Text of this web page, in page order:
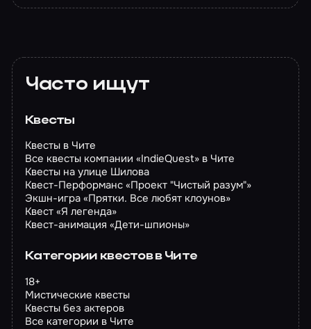
Часто ищут
Квесты
Квесты в Чите
Все квесты компании «IndieQuest» в Чите
Квесты на улице Шилова
Квест-Перформанс «Проект "Чистый разум"»
Экшн-игра «Прятки. Все любят клоунов»
Квест «Я легенда»
Квест-анимация «Дети-шпионы»
Категории квестов в Чите
18+
Мистические квесты
Квесты без актеров
Все категории в Чите